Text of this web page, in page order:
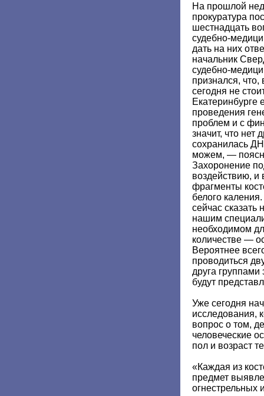
На прошлой
прокуратура
шестнадцать
судебно-
дать на них
начальник
судебно-
признался, что,
сегодня не
Екатеринбурге
проведения
проблем и с
значит, что нет
сохранилась
можем, —
Захоронение
воздействию,
фрагменты
белого
сейчас сказать
нашим
необходимом
количестве —
Вероятнее
проводиться
друга группами
будут
Уже сегодня
исследования,
вопрос о том,
человеческие
пол и возраст
«Каждая из
предмет
огнестрельных